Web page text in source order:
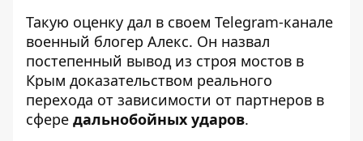
Такую оценку дал в своем Telegram-канале
военный блогер Алекс. Он назвал
постепенный вывод из строя мостов в
Крым доказательством реального
перехода от зависимости от партнеров в
сфере дальнобойных ударов.